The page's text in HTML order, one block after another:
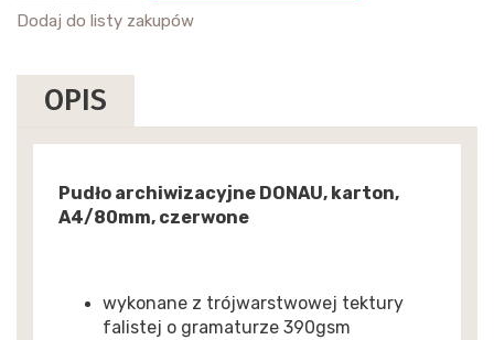
Dodaj do listy zakupów
OPIS
Pudło archiwizacyjne DONAU, karton,
A4/80mm, czerwone
wykonane z trójwarstwowej tektury
falistej o gramaturze 390gsm